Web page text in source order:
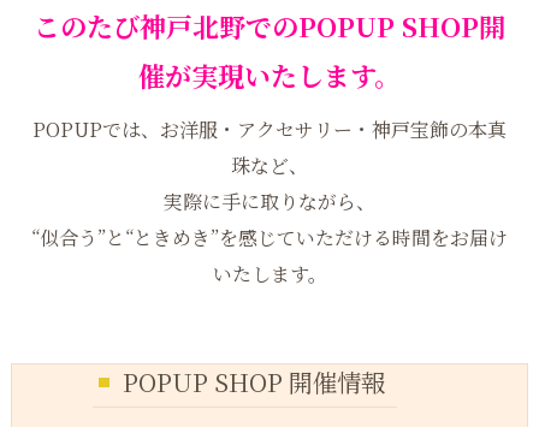
このたび神戸北野でのPOPUP SHOP開
催が実現いたします。
POPUPでは、お洋服・アクセサリー・神戸宝飾の本真
珠など、
実際に手に取りながら、
“似合う”と“ときめき”を感じていただける時間をお届け
いたします。
POPUP SHOP 開催情報